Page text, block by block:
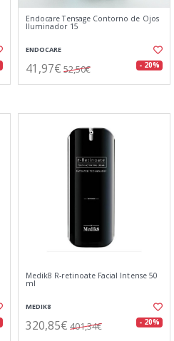
Endocare Tensage Contorno de Ojos
Iluminador 15
ENDOCARE
41,97€ 52,50€ - 20%
Medik8 R-retinoate Facial Intense 50
ml
MEDIK8
320,85€ 401,34€ - 20%